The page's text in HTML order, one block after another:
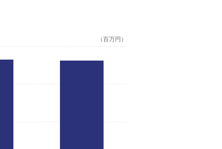
（百万円）